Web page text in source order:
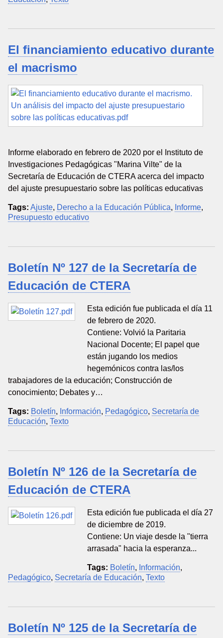
El financiamiento educativo durante
el macrismo
Informe elaborado en febrero de 2020 por el Instituto de
Investigaciones Pedagógicas "Marina Vilte" de la
Secretaría de Educación de CTERA acerca del impacto
del ajuste presupuestario sobre las políticas educativas
Tags: Ajuste, Derecho a la Educación Pública, Informe,
Presupuesto educativo
Boletín Nº 127 de la Secretaría de
Educación de CTERA
Esta edición fue publicada el día 11
de febrero de 2020.
Contiene: Volvió la Paritaria
Nacional Docente; El papel que
están jugando los medios
hegemónicos contra las/los
trabajadores de la educación; Construcción de
conocimiento; Debates y…
Tags: Boletín, Información, Pedagógico, Secretaría de
Educación, Texto
Boletín Nº 126 de la Secretaría de
Educación de CTERA
Esta edición fue publicada el día 27
de diciembre de 2019.
Contiene: Un viaje desde la "tierra
arrasada" hacia la esperanza...
Tags: Boletín, Información,
Pedagógico, Secretaría de Educación, Texto
Boletín Nº 125 de la Secretaría de